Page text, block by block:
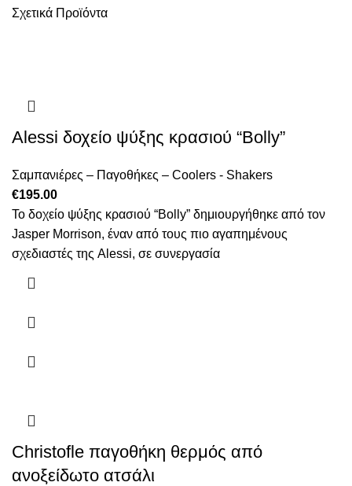
Σχετικά Προϊόντα
Alessi δοχείο ψύξης κρασιού “Bolly”
Σαμπανιέρες – Παγοθήκες – Coolers - Shakers
€195.00
Το δοχείο ψύξης κρασιού “Bolly” δημιουργήθηκε από τον
Jasper Morrison, έναν από τους πιο αγαπημένους
σχεδιαστές της Alessi, σε συνεργασία
Christofle παγοθήκη θερμός από
ανοξείδωτο ατσάλι